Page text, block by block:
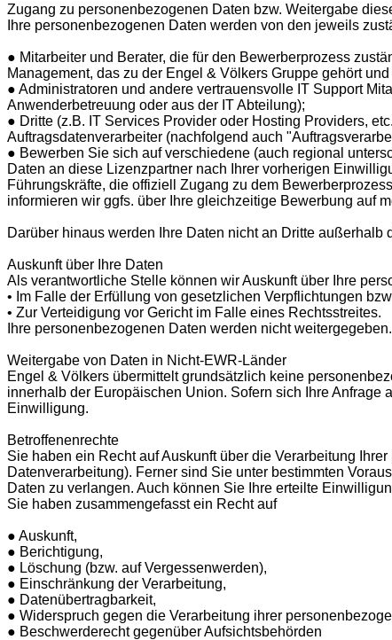
Zugang zu personenbezogenen Daten bzw. Weitergabe
Ihre personenbezogenen Daten werden von den jeweils
● Mitarbeiter und Berater, die für den Bewerberprozess
Management, das zu der Engel & Völkers Gruppe gehört
● Administratoren und andere vertrauensvolle IT Support
Anwenderbetreuung oder aus der IT Abteilung);
● Dritte (z.B. IT Services Provider oder Hosting Providers,
Auftragsdatenverarbeiter (nachfolgend auch
● Bewerben Sie sich auf verschiedene (auch regional
Daten an diese Lizenzpartner nach Ihrer vorherigen
Führungskräfte, die offiziell Zugang zu dem
informieren wir ggfs. über Ihre gleichzeitige Bewerbung auf
Darüber hinaus werden Ihre Daten nicht an Dritte
Auskunft über Ihre Daten
Als verantwortliche Stelle können wir Auskunft über Ihre
• Im Falle der Erfüllung von gesetzlichen Verpflichtungen
• Zur Verteidigung vor Gericht im Falle eines Rechtsstreites.
Ihre personenbezogenen Daten werden nicht weitergegeben.
Weitergabe von Daten in Nicht-EWR-Länder
Engel & Völkers übermittelt grundsätzlich keine
innerhalb der Europäischen Union. Sofern sich Ihre
Einwilligung.
Betroffenenrechte
Sie haben ein Recht auf Auskunft über die Verarbeitung
Datenverarbeitung). Ferner sind Sie unter bestimmten
Daten zu verlangen. Auch können Sie Ihre erteilte
Sie haben zusammengefasst ein Recht auf
● Auskunft,
● Berichtigung,
● Löschung (bzw. auf Vergessenwerden),
● Einschränkung der Verarbeitung,
● Datenübertragbarkeit,
● Widerspruch gegen die Verarbeitung ihrer
● Beschwerderecht gegenüber Aufsichtsbehörden